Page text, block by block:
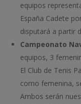
equipos
España Cadete
disputará a partir
Campeonato
equipos, 3
El Club de Tenis
como femenina,
Ambos serán